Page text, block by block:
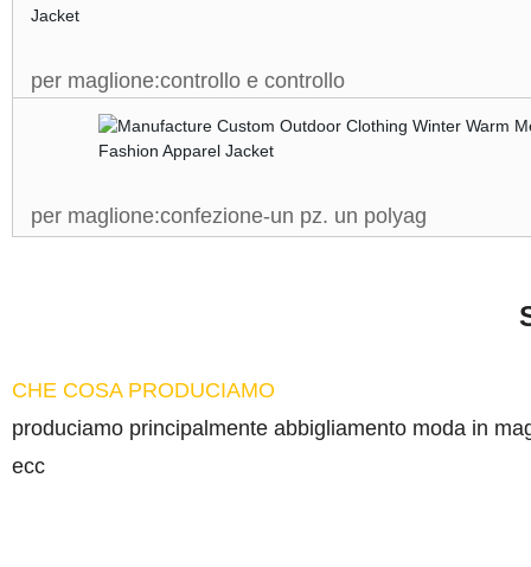
per maglione:controllo e controllo
per maglione:confezione-un pz. un polyag
CHE COSA PRODUCIAMO
produciamo principalmente abbigliamento moda in
ecc